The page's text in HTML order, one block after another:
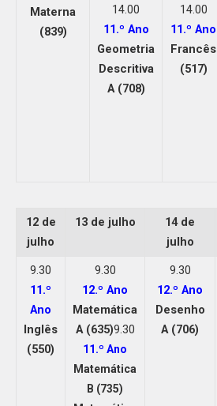
Materna
(839)
14.00
11.º Ano
Geometria
Descritiva
A (708)
14.00
11.º Ano
Francês
(517)
12 de
julho
13 de julho
14 de
julho
9.30
11.º
Ano
Inglês
(550)
9.30
12.º Ano
Matemática
A (635)9.30
11.º Ano
Matemática
B (735)
9.30
12.º Ano
Desenho
A (706)